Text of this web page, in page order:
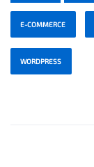
E-COMMERCE
WORDPRESS